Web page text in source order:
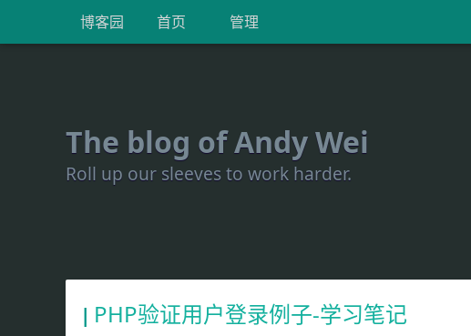
The blog of Andy Wei
Roll up our sleeves to work harder.
博客园 首页 管理
PHP验证用户登录例子-学习笔记